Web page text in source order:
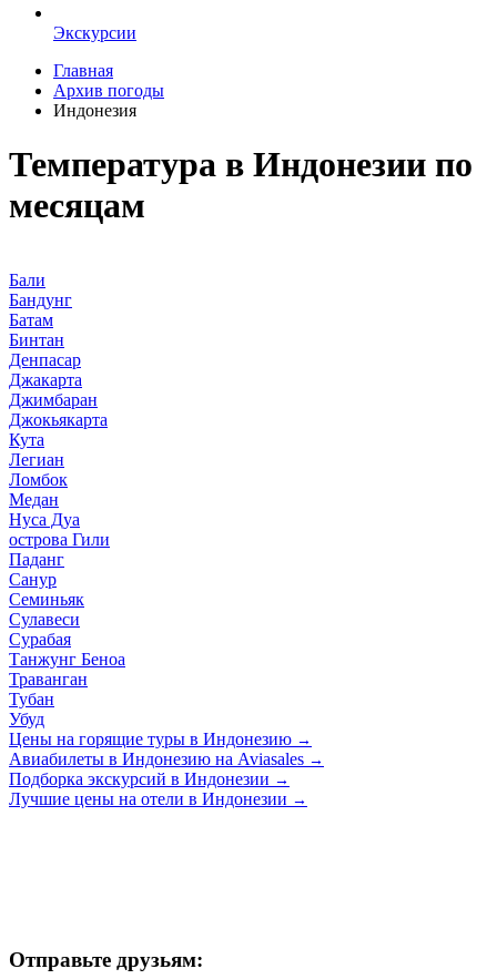
Экскурсии
Главная
Архив погоды
Индонезия
Температура в Индонезии по
месяцам
Бали
Бандунг
Батам
Бинтан
Денпасар
Джакарта
Джимбаран
Джокьякарта
Кута
Легиан
Ломбок
Медан
Нуса Дуа
острова Гили
Паданг
Санур
Семиньяк
Сулавеси
Сурабая
Танжунг Беноа
Траванган
Тубан
Убуд
Цены на горящие туры в Индонезию →
Авиабилеты в Индонезию на Aviasales →
Подборка экскурсий в Индонезии →
Лучшие цены на отели в Индонезии →
Отправьте друзьям: